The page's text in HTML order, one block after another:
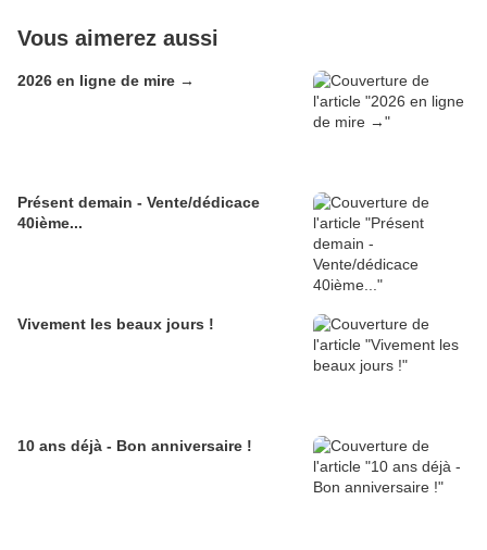
Vous aimerez aussi
2026 en ligne de mire →
Présent demain - Vente/dédicace
40ième...
Vivement les beaux jours !
10 ans déjà - Bon anniversaire !